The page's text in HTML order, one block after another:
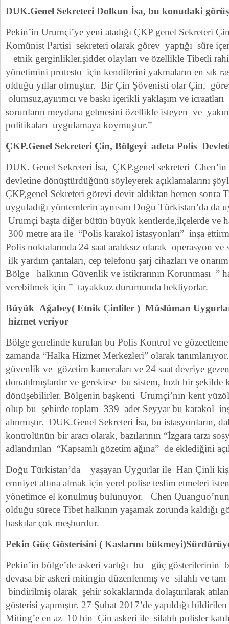
DUK.Genel Sekreteri Dolkun İsa, bu konudaki
Pekin’in Urumçi’ye yeni atadığı ÇKP genel Sekreteri
Komünist Partisi sekreteri olarak görev yaptığı süre
etnik gerginlikler,şiddet olayları ve özellikle Tibetli
yönetimini protesto için kendilerini yakmaların en sık
olduğu yıllar olmuştur. Bir Çin Şövenisti olar Çin,
olumsuz,ayırımcı ve baskı içerikli yaklaşım ve
sorunların meydana gelmesini özellikle isteyen ve
politikaları uygulamaya koymuştur.”
ÇKP.Genel Sekreteri Çin, Bölgeyi adeta Polis
DUK. Genel Sekreteri İsa, ÇKP.genel sekreteri
devletine dönüştürdüğünü söyleyerek açıklamalarını
ÇKP,genel Sekreteri görevi devir aldıktan hemen sonra
uyguladığı yöntemlerin aynısını Doğu Türkistan’da da
Urumçi başta diğer bütün büyük kentlerde,ilçelerde ve
300 metre ara ile “Polis karakol istasyonları” inşa
Polis noktalarında 24 saat aralıksız olarak operasyon ve
ilk yardım çantaları, cep telefonu şarj cihazları ve
Bölge halkının Güvenlik ve istikrarının Korunması ”
verebilmek için ” tayakkuz durumunda bekliyorlar.
Büyük Ağabey( Etnik Çinliler ) Müslüman
hizmet veriyor
Bölge genelinde kurulan bu Polis Kontrol ve gözeetleme
zamanda “Halka Hizmet Merkezleri” olarak
güvenlik ve gözetim kameraları ve 24 saat devriye
donatılmışlardır ve gerekirse bu sistem, hızlı bir şekilde
dönüşebilirler. Bölgenin başkenti Urumçi’nın kent
olup bu şehirde toplam 339 adet Seyyar bu karakol
alınmıştır. DUK.Genel Sekreteri İsa, bu istasyonların,
kontrolünün bir aracı olarak, bazılarının “İzgara tarzı
adlandırılan “Kapsamlı gözetim ağına” de eklediğini
Doğu Türkistan’da yaşayan Uygurlar ile Han Çinli
emniyet altına almak için yerel polise teslim etmeleri
yönetimce el konulmuş bulunuyor. Chen
olduğu sürece Tibet halkının yaşamak zorunda kaldığı
baskılar çok meşhurdur.
Pekin Güç Gösterisini ( Kaslarını
Pekin’in bölge’de askeri varlığı bu güç gösterilerinin
devasa bir askeri mitingin düzenlenmış ve silahlı ve
bindirilmiş olarak şehir sokaklarında dolaştırılarak
gösterisi yapmıştır. 27 Şubat 2017’de yapıldığı
Miting’e en az 10 bin Çin askeri ile silahlı polisler